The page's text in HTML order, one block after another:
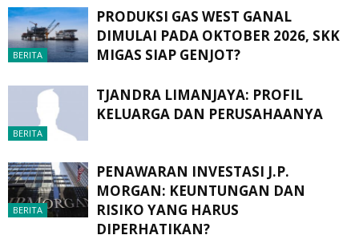
BERITA
PRODUKSI GAS WEST GANAL
DIMULAI PADA OKTOBER 2026, SKK
MIGAS SIAP GENJOT?
BERITA
TJANDRA LIMANJAYA: PROFIL
KELUARGA DAN PERUSAHAANYA
BERITA
PENAWARAN INVESTASI J.P.
MORGAN: KEUNTUNGAN DAN
RISIKO YANG HARUS
DIPERHATIKAN?